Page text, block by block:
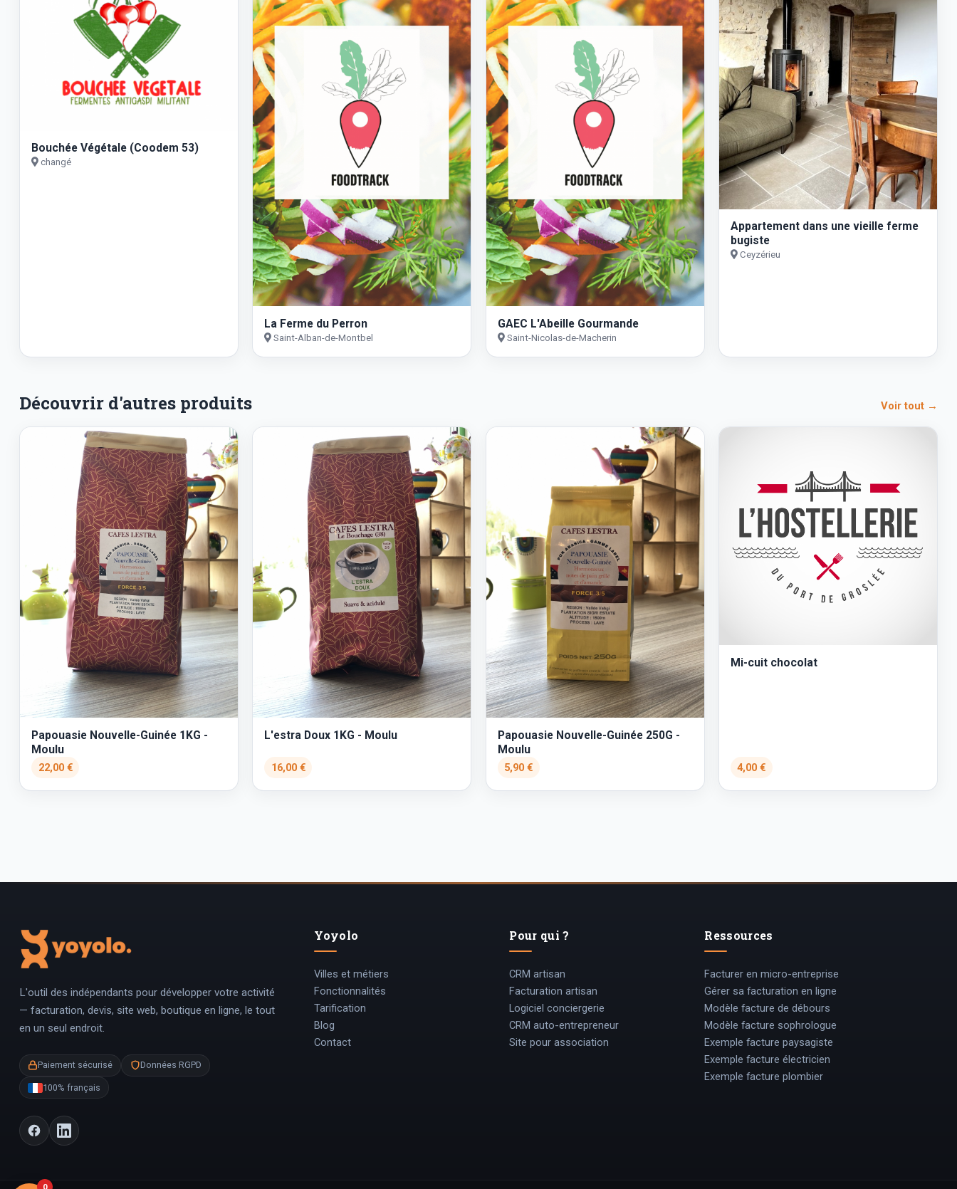
Bouchée Végétale (Coodem 53)
changé
La Ferme du Perron
Saint-Alban-de-Montbel
GAEC L'Abeille Gourmande
Saint-Nicolas-de-Macherin
Appartement dans une vieille ferme
bugiste
Ceyzérieu
Découvrir d'autres produits Voir tout →
Papouasie Nouvelle-Guinée 1KG -
Moulu
22,00 €
L'estra Doux 1KG - Moulu
16,00 €
Papouasie Nouvelle-Guinée 250G -
Moulu
5,90 €
Mi-cuit chocolat
4,00 €
0
L'outil des indépendants pour développer votre activité
— facturation, devis, site web, boutique en ligne, le tout
en un seul endroit.
Paiement sécurisé Données RGPD
100% français
Yoyolo
Villes et métiers
Fonctionnalités
Tarification
Blog
Contact
Pour qui ?
CRM artisan
Facturation artisan
Logiciel conciergerie
CRM auto-entrepreneur
Site pour association
Ressources
Facturer en micro-entreprise
Gérer sa facturation en ligne
Modèle facture de débours
Modèle facture sophrologue
Exemple facture paysagiste
Exemple facture électricien
Exemple facture plombier